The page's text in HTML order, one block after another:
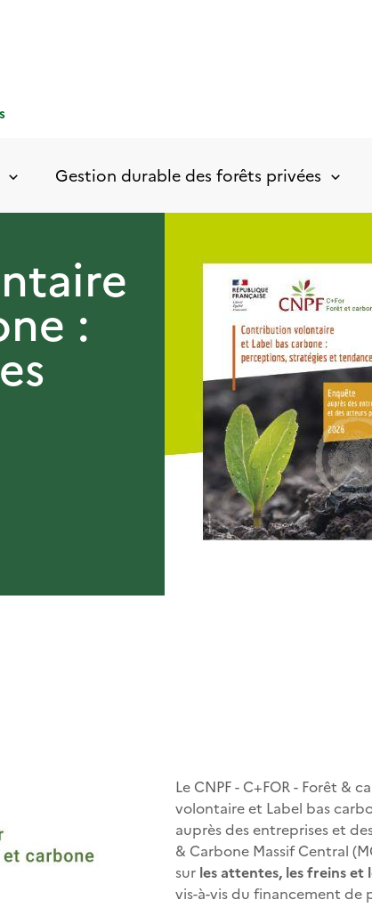
Gestion durable des forêts privées
:
Le CNPF - C+FOR - Forêt
volontaire et Label bas
auprès des entreprises et
& Carbone Massif Central
sur les attentes, les freins
vis-à-vis du financement de